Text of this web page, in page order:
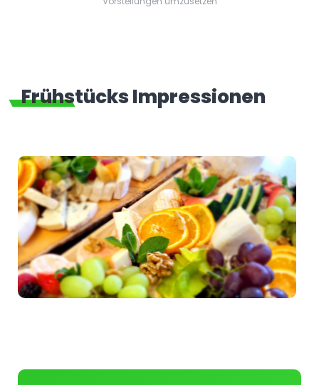
Frühstücks Impressionen